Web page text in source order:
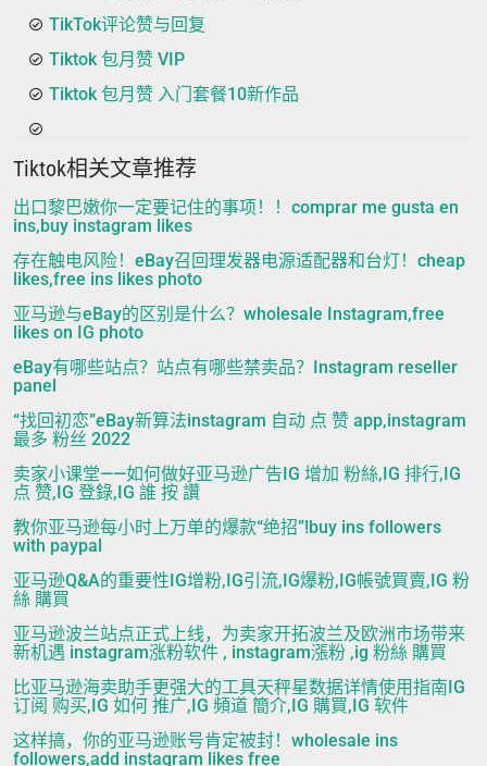
TikTok评论赞与回复
Tiktok 包月赞 VIP
Tiktok 包月赞 入门套餐10新作品
Tiktok相关文章推荐
出口黎巴嫩你一定要记住的事项！！comprar me gusta en
ins,buy instagram likes
存在触电风险！eBay召回理发器电源适配器和台灯！cheap
likes,free ins likes photo
亚马逊与eBay的区别是什么？wholesale Instagram,free
likes on IG photo
eBay有哪些站点？站点有哪些禁卖品？Instagram reseller
panel
“找回初恋”eBay新算法instagram 自动 点 赞 app,instagram
最多 粉丝 2022
卖家小课堂——如何做好亚马逊广告IG 增加 粉絲,IG 排行,IG
点 赞,IG 登錄,IG 誰 按 讚
教你亚马逊每小时上万单的爆款“绝招”!buy ins followers
with paypal
亚马逊Q&A的重要性IG增粉,IG引流,IG爆粉,IG帳號買賣,IG 粉
絲 購買
亚马逊波兰站点正式上线，为卖家开拓波兰及欧洲市场带来
新机遇 instagram涨粉软件 , instagram漲粉 ,ig 粉絲 購買
比亚马逊海卖助手更强大的工具天秤星数据详情使用指南IG
订阅 购买,IG 如何 推广,IG 頻道 簡介,IG 購買,IG 软件
这样搞，你的亚马逊账号肯定被封！wholesale ins
followers,add instagram likes free